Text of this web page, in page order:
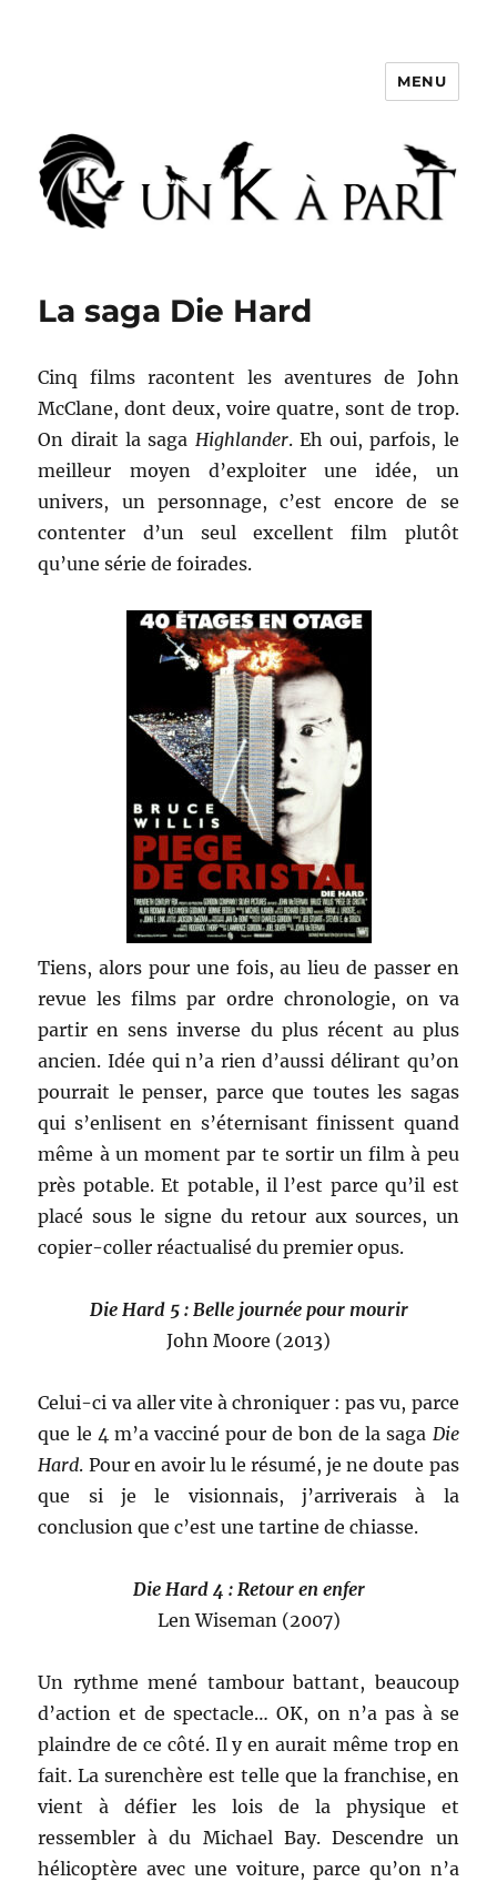
MENU
La saga Die Hard
Cinq films racontent les aventures de John
McClane, dont deux, voire quatre, sont de trop.
On dirait la saga Highlander. Eh oui, parfois, le
meilleur moyen d’exploiter une idée, un
univers, un personnage, c’est encore de se
contenter d’un seul excellent film plutôt
qu’une série de foirades.
Tiens, alors pour une fois, au lieu de passer en
revue les films par ordre chronologie, on va
partir en sens inverse du plus récent au plus
ancien. Idée qui n’a rien d’aussi délirant qu’on
pourrait le penser, parce que toutes les sagas
qui s’enlisent en s’éternisant finissent quand
même à un moment par te sortir un film à peu
près potable. Et potable, il l’est parce qu’il est
placé sous le signe du retour aux sources, un
copier-coller réactualisé du premier opus.
Die Hard 5 : Belle journée pour mourir
John Moore (2013)
Celui-ci va aller vite à chroniquer : pas vu, parce
que le 4 m’a vacciné pour de bon de la saga Die
Hard. Pour en avoir lu le résumé, je ne doute pas
que si je le visionnais, j’arriverais à la
conclusion que c’est une tartine de chiasse.
Die Hard 4 : Retour en enfer
Len Wiseman (2007)
Un rythme mené tambour battant, beaucoup
d’action et de spectacle… OK, on n’a pas à se
plaindre de ce côté. Il y en aurait même trop en
fait. La surenchère est telle que la franchise, en
vient à défier les lois de la physique et
ressembler à du Michael Bay. Descendre un
hélicoptère avec une voiture, parce qu’on n’a